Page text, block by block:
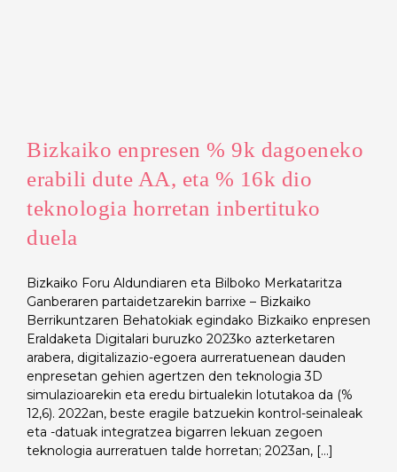
Bizkaiko enpresen % 9k dagoeneko
erabili dute AA, eta % 16k dio
teknologia horretan inbertituko
duela
Bizkaiko Foru Aldundiaren eta Bilboko Merkataritza
Ganberaren partaidetzarekin barrixe – Bizkaiko
Berrikuntzaren Behatokiak egindako Bizkaiko enpresen
Eraldaketa Digitalari buruzko 2023ko azterketaren
arabera, digitalizazio-egoera aurreratuenean dauden
enpresetan gehien agertzen den teknologia 3D
simulazioarekin eta eredu birtualekin lotutakoa da (%
12,6). 2022an, beste eragile batzuekin kontrol-seinaleak
eta -datuak integratzea bigarren lekuan zegoen
teknologia aurreratuen talde horretan; 2023an, [...]